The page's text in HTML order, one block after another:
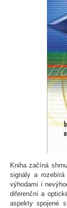
Kniha začíná
signály a
výhodami i
diferenční a
aspekty spojené